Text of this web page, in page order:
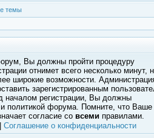
темы
Вы должны пройти процедуру
отнимет всего несколько минут,
широкие возможности.
зарегистрированным
началом регистрации, Вы должны
политикой форума. Помните, что Ваше
согласие со всеми правилами.
Соглашение о конфиденциальности